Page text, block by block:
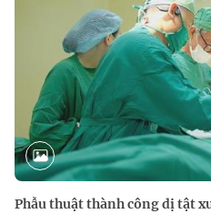
Phẫu thuật thành công dị tật